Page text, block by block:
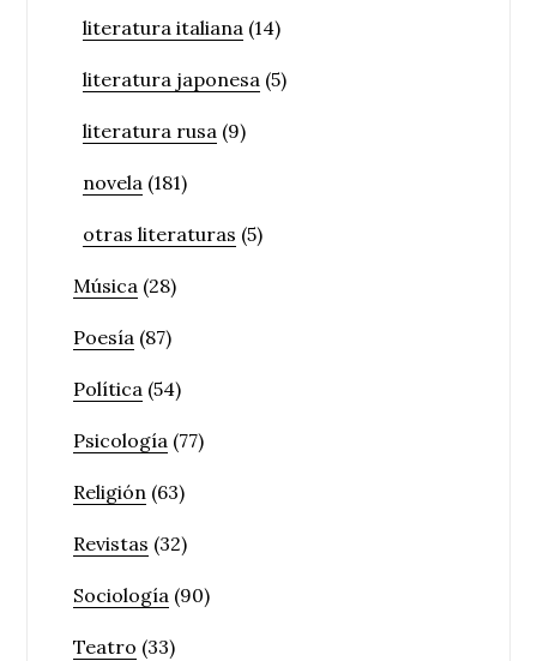
literatura italiana (14)
literatura japonesa (5)
literatura rusa (9)
novela (181)
otras literaturas (5)
Música (28)
Poesía (87)
Política (54)
Psicología (77)
Religión (63)
Revistas (32)
Sociología (90)
Teatro (33)